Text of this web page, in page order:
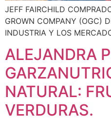
JEFF FAIRCHILD
GROWN COMPANY (OGC)
INDUSTRIA Y LOS
ALEJANDRA
NATURAL:
VERDURAS.